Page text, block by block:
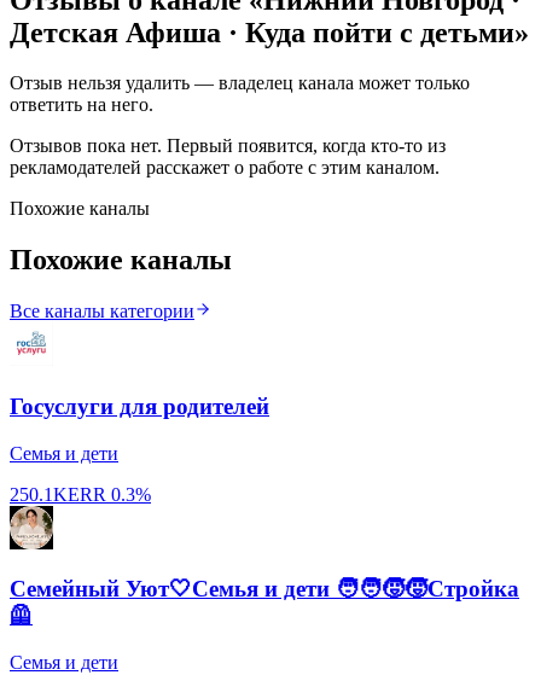
Детская Афиша · Куда пойти с детьми»
Отзыв нельзя удалить — владелец канала может только
ответить на него.
Отзывов пока нет. Первый появится, когда кто-то из
рекламодателей расскажет о работе с этим каналом.
Похожие каналы
Похожие каналы
Все каналы категории
Госуслуги для родителей
Семья и дети
250.1KERR 0.3%
Семейный Уют🤍Семья и дети 🧑‍🧑‍🧒‍🧒Стройка
🦺
Семья и дети